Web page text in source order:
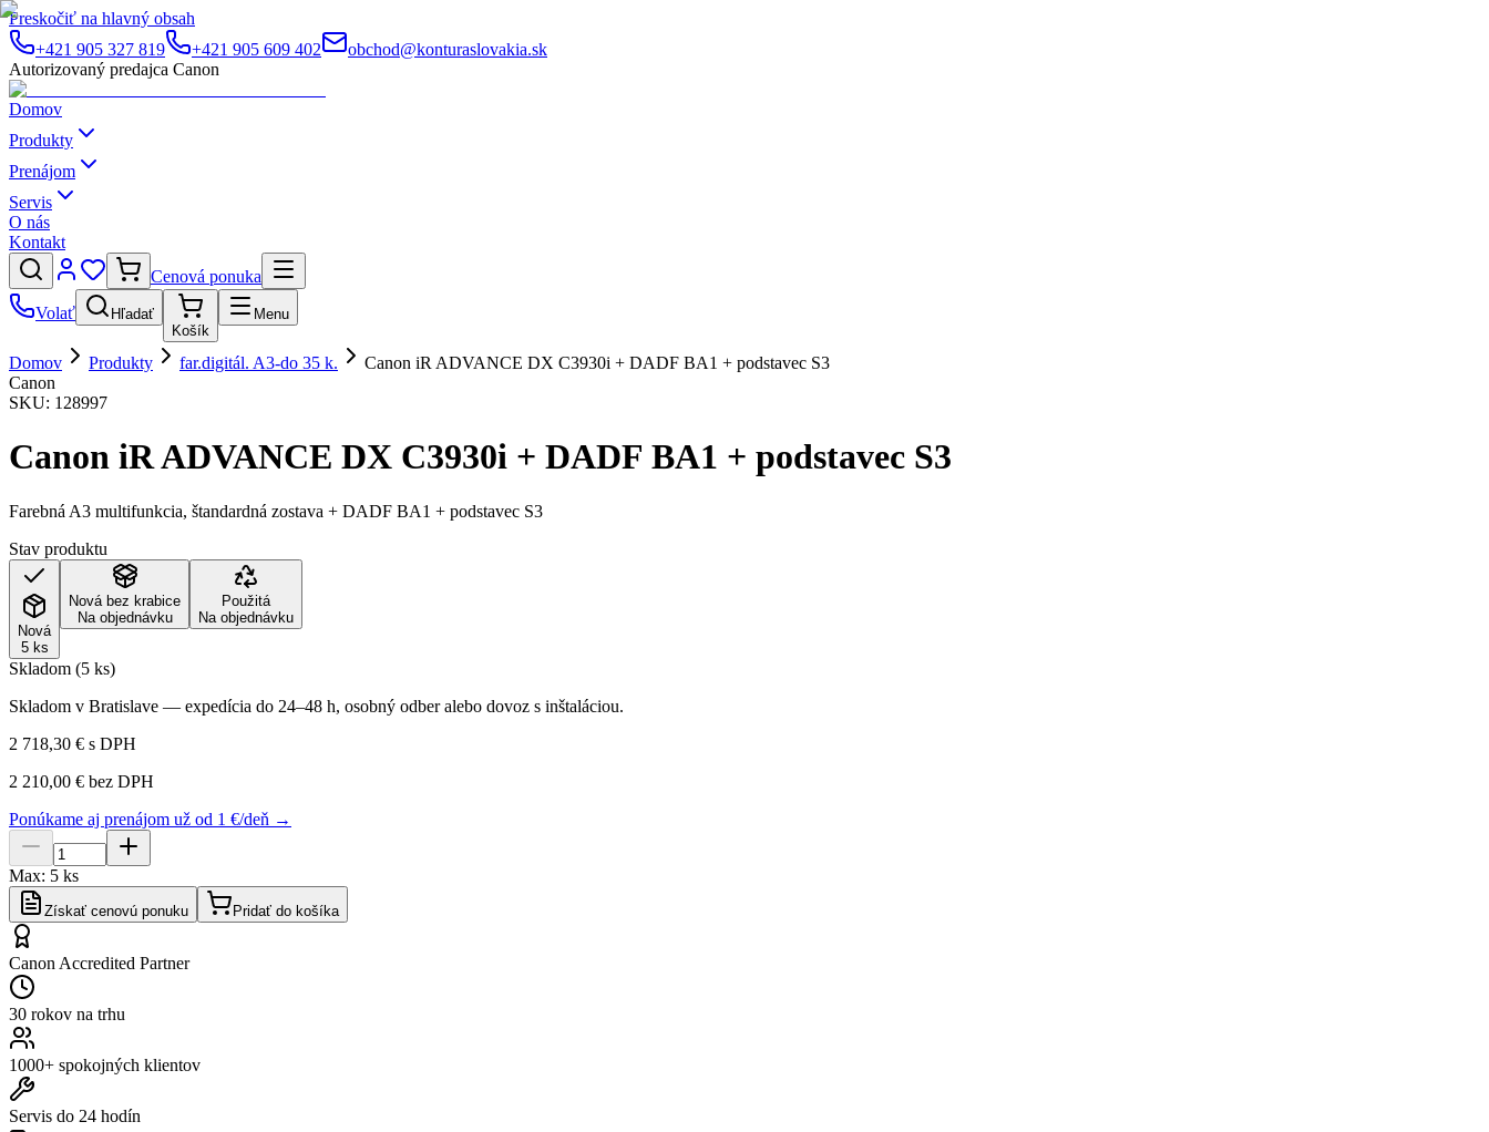
Preskočiť na hlavný obsah
+421 905 327 819
+421 905 609 402
obchod@konturaslovakia.sk
Autorizovaný predajca Canon
Domov
Produkty
Prenájom
Servis
O nás
Kontakt
Cenová ponuka
Volať
Hľadať
Košík
Menu
Domov Produkty far.digitál. A3-do 35 k.
Canon iR ADVANCE DX C3930i + DADF BA1 + podstavec S3
Canon
SKU: 128997
Canon iR ADVANCE DX C3930i + DADF BA1 + podstavec S3
Farebná A3 multifunkcia, štandardná zostava + DADF BA1 + podstavec S3
Stav produktu
Nová
5 ks
Nová bez krabice
Na objednávku
Použitá
Na objednávku
Skladom (5 ks)
Skladom v Bratislave — expedícia do 24–48 h, osobný odber alebo dovoz s inštaláciou.
2 718,30 € s DPH
2 210,00 € bez DPH
Ponúkame aj prenájom už od 1 €/deň →
Max: 5 ks
Získať cenovú ponuku Pridať do košíka
Canon Accredited Partner
30 rokov na trhu
1000+ spokojných klientov
Servis do 24 hodín